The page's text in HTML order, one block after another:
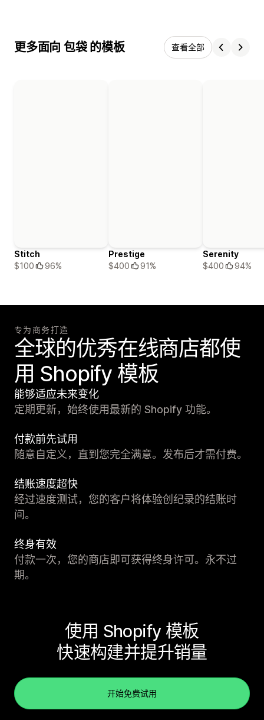
更多面向 包袋 的模板 查看全部
Stitch
$100
96%
Prestige
$400
91%
Serenity
$400
94%
专为商务打造
全球的优秀在线商店都使
用 Shopify 模板
能够适应未来变化
定期更新，始终使用最新的 Shopify 功能。
付款前先试用
随意自定义，直到您完全满意。发布后才需付费。
结账速度超快
经过速度测试，您的客户将体验创纪录的结账时
间。
终身有效
付款一次，您的商店即可获得终身许可。永不过
期。
使用 Shopify 模板
快速构建并提升销量
开始免费试用